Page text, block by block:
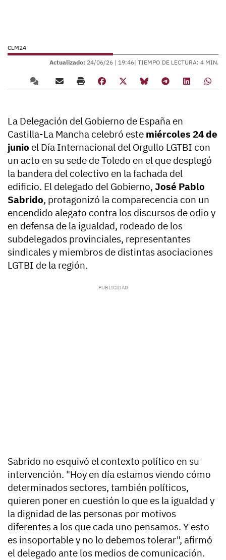
CLM24
Actualizado: 24/06/26 | 19:46| TIEMPO DE LECTURA: 4 MIN.
La Delegación del Gobierno de España en
Castilla-La Mancha celebró este miércoles 24 de
junio el Día Internacional del Orgullo LGTBI con
un acto en su sede de Toledo en el que desplegó
la bandera del colectivo en la fachada del
edificio. El delegado del Gobierno, José Pablo
Sabrido, protagonizó la comparecencia con un
encendido alegato contra los discursos de odio y
en defensa de la igualdad, rodeado de los
subdelegados provinciales, representantes
sindicales y miembros de distintas asociaciones
LGTBI de la región.
Sabrido no esquivó el contexto político en su
intervención. "Hoy en día estamos viendo cómo
determinados sectores, también políticos,
quieren poner en cuestión lo que es la igualdad y
la dignidad de las personas por motivos
diferentes a los que cada uno pensamos. Y esto
es insoportable y no lo debemos tolerar", afirmó
el delegado ante los medios de comunicación.